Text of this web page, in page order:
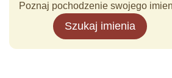
Poznaj pochodzenie swojego
Szukaj imienia